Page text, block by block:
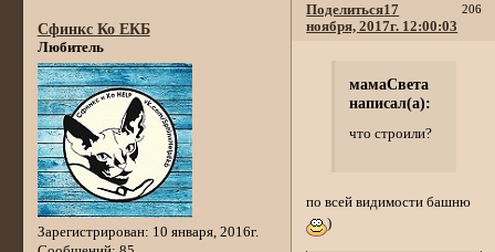
Поделиться 206
17
ноября, 2017г. 12:00:03
Сфинкс Ко ЕКБ
Любитель
Зарегистрирован: 10 января, 2016г.
мамаСвета
написал(а):
что строили?
по всей видимости башню
)